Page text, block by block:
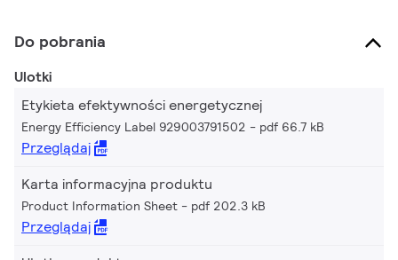
Do pobrania
Ulotki
Etykieta efektywności energetycznej
Energy Efficiency Label 929003791502 pdf 66.7 kB
Przeglądaj
Karta informacyjna produktu
Product Information Sheet pdf 202.3 kB
Przeglądaj